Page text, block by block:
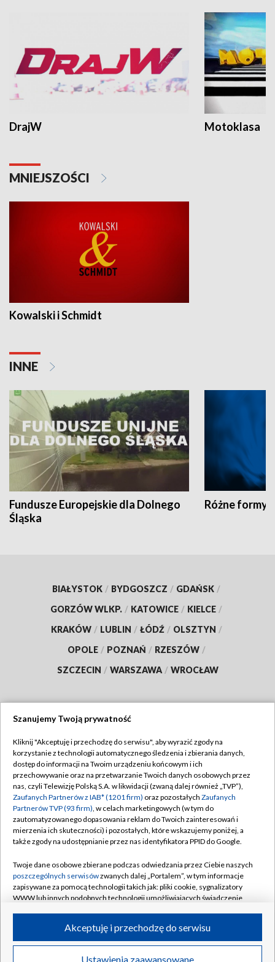
DrajW Motoklasa
MNIEJSZOŚCI
Kowalski i Schmidt
INNE
Fundusze Europejskie dla Dolnego
Śląska
Różne formy
BIAŁYSTOK / BYDGOSZCZ / GDAŃSK /
GORZÓW WLKP. / KATOWICE / KIELCE /
KRAKÓW / LUBLIN / ŁÓDŹ / OLSZTYN /
OPOLE / POZNAŃ / RZESZÓW /
SZCZECIN / WARSZAWA / WROCŁAW
TVP
Abonament TVP
Emisja w TVP
Centrum informacji TVP
Naziemna Telewizja Cyfrowa
Rada Programowa
System NOS
Informacje o nadawcy
Program dla prasy
Regulamin TVP
Polityka prywatności
Moje zgody
Pomoc
Kontakt
Kanały
©2026 Telewizja Polska S.A. w likwidacji
Szanujemy Twoją prywatność
Kliknij "Akceptuję i przechodzę do serwisu", aby wyrazić zgody na
korzystanie z technologii automatycznego śledzenia i zbierania danych,
dostęp do informacji na Twoim urządzeniu końcowym i ich
przechowywanie oraz na przetwarzanie Twoich danych osobowych przez
nas, czyli Telewizję Polską S.A. w likwidacji (zwaną dalej również „TVP”),
Zaufanych Partnerów z IAB* (1201 firm) oraz pozostałych Zaufanych
Partnerów TVP (93 firm), w celach marketingowych (w tym do
zautomatyzowanego dopasowania reklam do Twoich zainteresowań i
mierzenia ich skuteczności) i pozostałych, które wskazujemy poniżej, a
także zgody na udostępnianie przez nas identyfikatora PPID do Google.
Twoje dane osobowe zbierane podczas odwiedzania przez Ciebie naszych
poszczególnych serwisówzwanych dalej „Portalem”, w tym informacje
zapisywane za pomocą technologii takich jak: pliki cookie, sygnalizatory
WWW lub innych podobnych technologii umożliwiających świadczenie
ruchu w Internecie.
Twoje dane osobowe zbierane podczas odwiedzania przez Ciebie
Ustawienia zaawansowane
Akceptuję i przechodzę do serwisu